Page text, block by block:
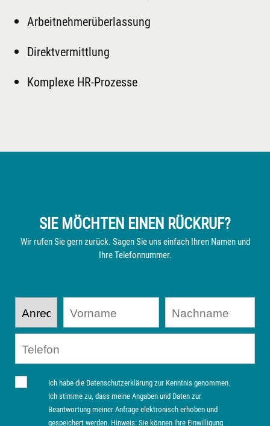
Arbeitnehmerüberlassung
Direktvermittlung
Komplexe HR-Prozesse
SIE MÖCHTEN EINEN RÜCKRUF?
Wir rufen Sie gern zurück. Sagen Sie uns einfach Ihren Namen und
Ihre Telefonnummer.
Ich habe die Datenschutzerklärung zur Kenntnis genommen.
Ich stimme zu, dass meine Angaben und Daten zur
Beantwortung meiner Anfrage elektronisch erhoben und
gespeichert werden. Hinweis: Sie können Ihre Einwilligung